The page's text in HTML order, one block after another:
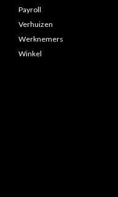
Payroll
Verhuizen
Werknemers
Winkel